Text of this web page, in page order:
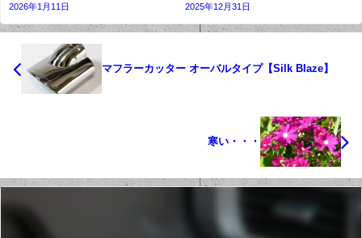
2026年1月11日 2025年12月31日
マフラーカッター オーバルタイプ【Silk Blaze】
寒い・・・